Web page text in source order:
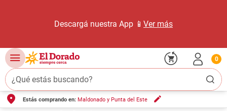
Descargá nuestra App 📱 Ver más
¿Qué estás buscando?
0
Estás comprando en: Maldonado y Punta del EsteTÉRMINOS MÁS BUSCADOS